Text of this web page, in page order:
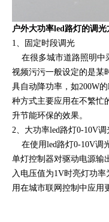
户外大功率led路灯的调
1、固定时段调光
在很多城市道路照明中采
视频污污一般设定的是某
具自动降功率，如
种方式主要应用在不繁忙
升节能环保的效果。
2、大功率led路灯0-10V
在使用led路灯0-10V调光
单灯控制器对驱动电源输出
入电压值为1V时亮灯功率
用在城市联网控制中应用更简